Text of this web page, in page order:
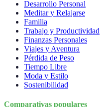
Desarrollo Personal
Meditar y Relajarse
Familia
Trabajo y Productividad
Finanzas Personales
Viajes y Aventura
Pérdida de Peso
Tiempo Libre
Moda y Estilo
Sostenibilidad
Comparativas populares